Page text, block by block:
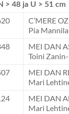
> 48 ja U > 51 cm
C’MERE
Pia Mannila
MEI DAN
Toini
MEI DAN
Mari
MEI DAN
Mari